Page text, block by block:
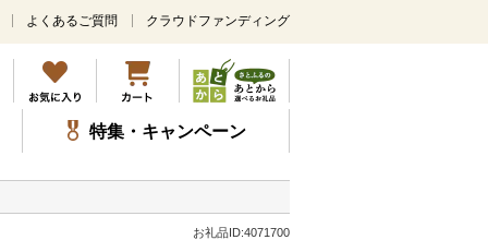
メ
ン
コ
ン
テ
ツ
よくあるご質問 クラウドファンディング
特集・キャンペーン
お礼品ID:4071700